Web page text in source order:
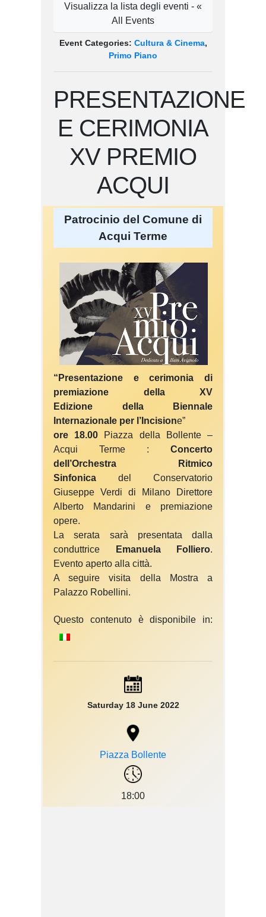
Visualizza la lista degli eventi - «
All Events
Event Categories: Cultura & Cinema,
Primo Piano
PRESENTAZIONE
E CERIMONIA
XV PREMIO
ACQUI
Patrocinio del Comune di
Acqui Terme
“Presentazione e cerimonia di
premiazione della XV
Edizione della Biennale
Internazionale per l’Incisione”
ore 18.00 Piazza della Bollente –
Acqui Terme : Concerto
dell’Orchestra Ritmico
Sinfonica del Conservatorio
Giuseppe Verdi di Milano Direttore
Alberto Mandarini e premiazione
opere.
La serata sarà presentata dalla
conduttrice
Emanuela Folliero.
Evento aperto alla città.
A seguire visita della Mostra a
Palazzo Robellini.
Questo contenuto è disponibile in:
Saturday 18 June 2022
Piazza Bollente
18:00